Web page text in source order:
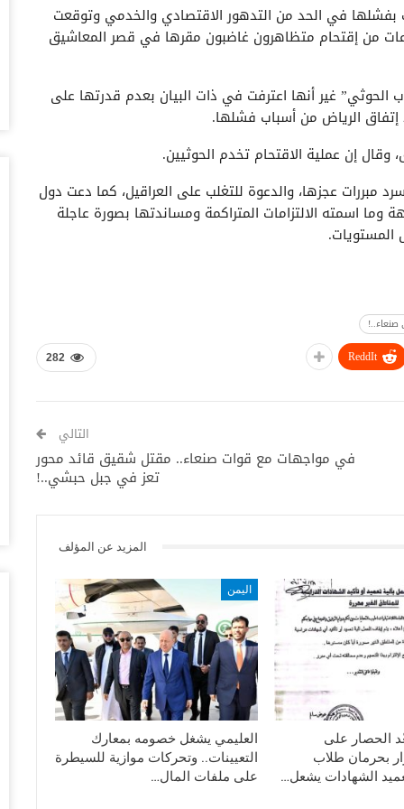
في الحد من التدهور الاقتصادي والخدمي وتوقعت
من إقتحام متظاهرون غاضبون مقرها في قصر المعاشيق
الحوثي” غير أنها اعترفت في ذات البيان بعدم قدرتها على
إتفاق الرياض من أسباب فشلها.
وقال إن عملية الاقتحام تخدم الحوثيين.
مبررات عجزها، والدعوة للتغلب على العراقيل، كما دعت دول
وما اسمته الالتزامات المتراكمة ومساندتها بصورة عاجلة
المستويات.
صنعاء..!
282 ReddIt
التالي
في مواجهات مع قوات صنعاء.. مقتل شقيق قائد محور
تعز في جبل حبشي..!
المزيد عن المؤلف
الحصار على
بحرمان طلاب
الشهادات يشعل…
اليمن
العليمي يشغل خصومه بمعارك
التعيينات.. وتحركات موازية للسيطرة
على ملفات المال…